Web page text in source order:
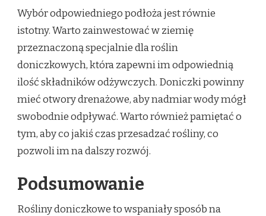
Wybór odpowiedniego podłoża jest równie
istotny. Warto zainwestować w ziemię
przeznaczoną specjalnie dla roślin
doniczkowych, która zapewni im odpowiednią
ilość składników odżywczych. Doniczki powinny
mieć otwory drenażowe, aby nadmiar wody mógł
swobodnie odpływać. Warto również pamiętać o
tym, aby co jakiś czas przesadzać rośliny, co
pozwoli im na dalszy rozwój.
Podsumowanie
Rośliny doniczkowe to wspaniały sposób na